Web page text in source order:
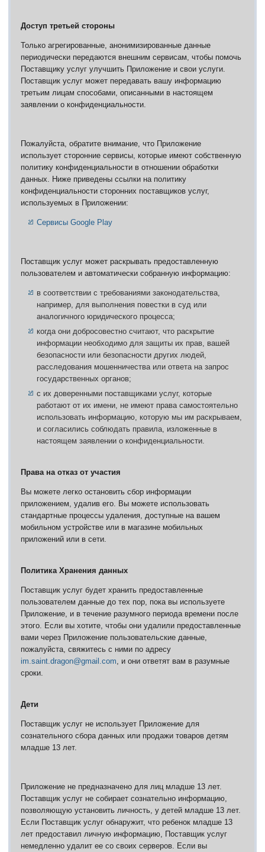
Доступ третьей стороны
Только агрегированные, анонимизированные данные
периодически передаются внешним сервисам, чтобы помочь
Поставщику услуг улучшить Приложение и свои услуги.
Поставщик услуг может передавать вашу информацию
третьим лицам способами, описанными в настоящем
заявлении о конфиденциальности.
Пожалуйста, обратите внимание, что Приложение
использует сторонние сервисы, которые имеют собственную
политику конфиденциальности в отношении обработки
данных. Ниже приведены ссылки на политику
конфиденциальности сторонних поставщиков услуг,
используемых в Приложении:
Сервисы Google Play
Поставщик услуг может раскрывать предоставленную
пользователем и автоматически собранную информацию:
в соответствии с требованиями законодательства,
например, для выполнения повестки в суд или
аналогичного юридического процесса;
когда они добросовестно считают, что раскрытие
информации необходимо для защиты их прав, вашей
безопасности или безопасности других людей,
расследования мошенничества или ответа на запрос
государственных органов;
с их доверенными поставщиками услуг, которые
работают от их имени, не имеют права самостоятельно
использовать информацию, которую мы им раскрываем,
и согласились соблюдать правила, изложенные в
настоящем заявлении о конфиденциальности.
Права на отказ от участия
Вы можете легко остановить сбор информации
приложением, удалив его. Вы можете использовать
стандартные процессы удаления, доступные на вашем
мобильном устройстве или в магазине мобильных
приложений или в сети.
Политика Хранения данных
Поставщик услуг будет хранить предоставленные
пользователем данные до тех пор, пока вы используете
Приложение, и в течение разумного периода времени после
этого. Если вы хотите, чтобы они удалили предоставленные
вами через Приложение пользовательские данные,
пожалуйста, свяжитесь с ними по адресу
im.saint.dragon@gmail.com, и они ответят вам в разумные
сроки.
Дети
Поставщик услуг не использует Приложение для
сознательного сбора данных или продажи товаров детям
младше 13 лет.
Приложение не предназначено для лиц младше 13 лет.
Поставщик услуг не собирает сознательно информацию,
позволяющую установить личность, у детей младше 13 лет.
Если Поставщик услуг обнаружит, что ребенок младше 13
лет предоставил личную информацию, Поставщик услуг
немедленно удалит ее со своих серверов. Если вы